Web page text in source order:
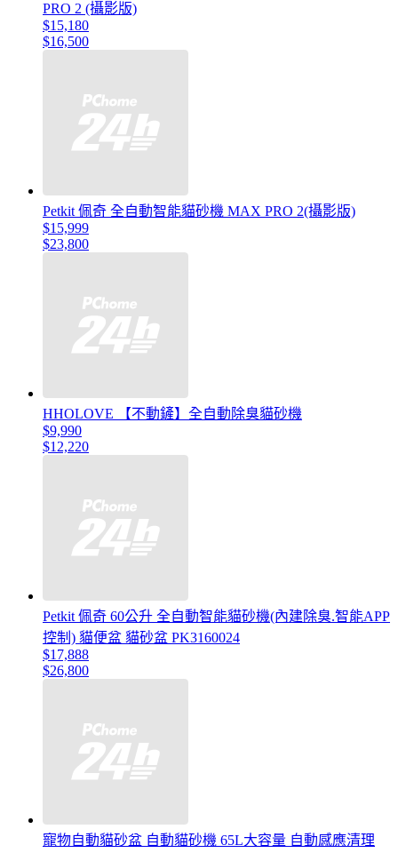
PRO 2 (攝影版)
$15,180
$16,500
Petkit 佩奇 全自動智能貓砂機 MAX PRO 2(攝影版)
$15,999
$23,800
HHOLOVE 【不動鏟】全自動除臭貓砂機
$9,990
$12,220
Petkit 佩奇 60公升 全自動智能貓砂機(內建除臭.智能APP
控制) 貓便盆 貓砂盆 PK3160024
$17,888
$26,800
寵物自動貓砂盆 自動貓砂機 65L大容量 自動感應清理